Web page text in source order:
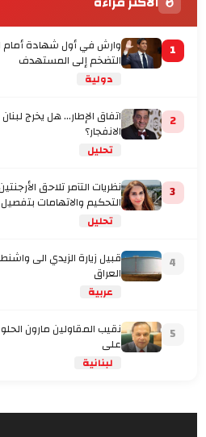
1
التضخم إلى المستهدف
دولية
2
الانفجار؟
تحليل
3
التحكيم والاتهامات بتفصيل
تحليل
4
العراق
عربية
5
على
لبنانية